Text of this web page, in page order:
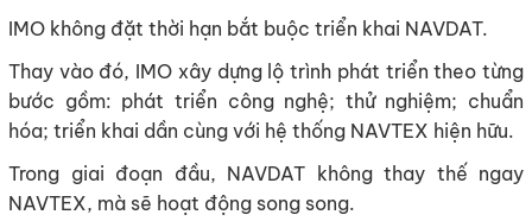
IMO không đặt thời hạn bắt buộc triển khai NAVDAT.
Thay vào đó, IMO xây dựng lộ trình phát triển theo từng
bước gồm: phát triển công nghệ; thử nghiệm; chuẩn
hóa; triển khai dần cùng với hệ thống NAVTEX hiện hữu.
Trong giai đoạn đầu, NAVDAT không thay thế ngay
NAVTEX, mà sẽ hoạt động song song.